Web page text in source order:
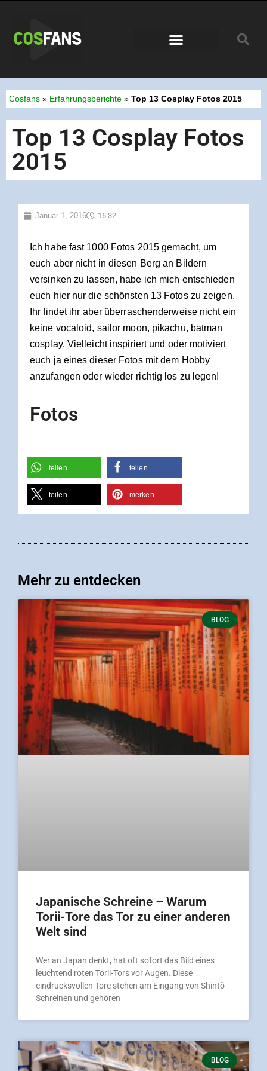
Cosfans » Erfahrungsberichte » Top 13 Cosplay Fotos 2015
Top 13 Cosplay Fotos
2015
Januar 1, 2016 16:32
Ich habe fast 1000 Fotos 2015 gemacht, um
euch aber nicht in diesen Berg an Bildern
versinken zu lassen, habe ich mich entschieden
euch hier nur die schönsten 13 Fotos zu zeigen.
Ihr findet ihr aber überraschenderweise nicht ein
keine vocaloid, sailor moon, pikachu, batman
cosplay. Vielleicht inspiriert und oder motiviert
euch ja eines dieser Fotos mit dem Hobby
anzufangen oder wieder richtig los zu legen!
Fotos
teilen teilen
teilen merken
Mehr zu entdecken
BLOG
Japanische Schreine – Warum
Torii-Tore das Tor zu einer anderen
Welt sind
Wer an Japan denkt, hat oft sofort das Bild eines
leuchtend roten Torii-Tors vor Augen. Diese
eindrucksvollen Tore stehen am Eingang von Shintō-
Schreinen und gehören
BLOG